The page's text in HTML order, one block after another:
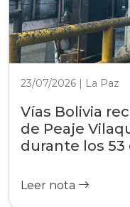
23/07/2026 | La Paz
Vías Bolivia
de Peaje
durante los
Leer nota